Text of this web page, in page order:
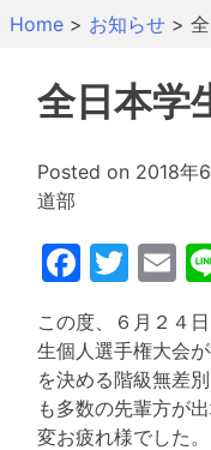
SkipHome > お知らせ >
全日本学
Posted on 2018年
道部
この度、６月２４
生個人選手権大会
を決める階級無差
も多数の先輩方が
変お疲れ様でした。